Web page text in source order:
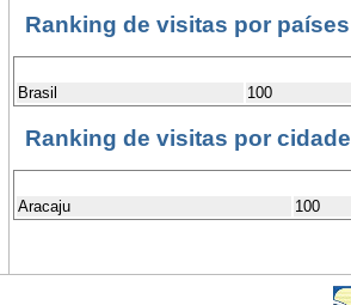
Ranking de visitas por países
Brasil 100
Ranking de visitas por
Aracaju 100